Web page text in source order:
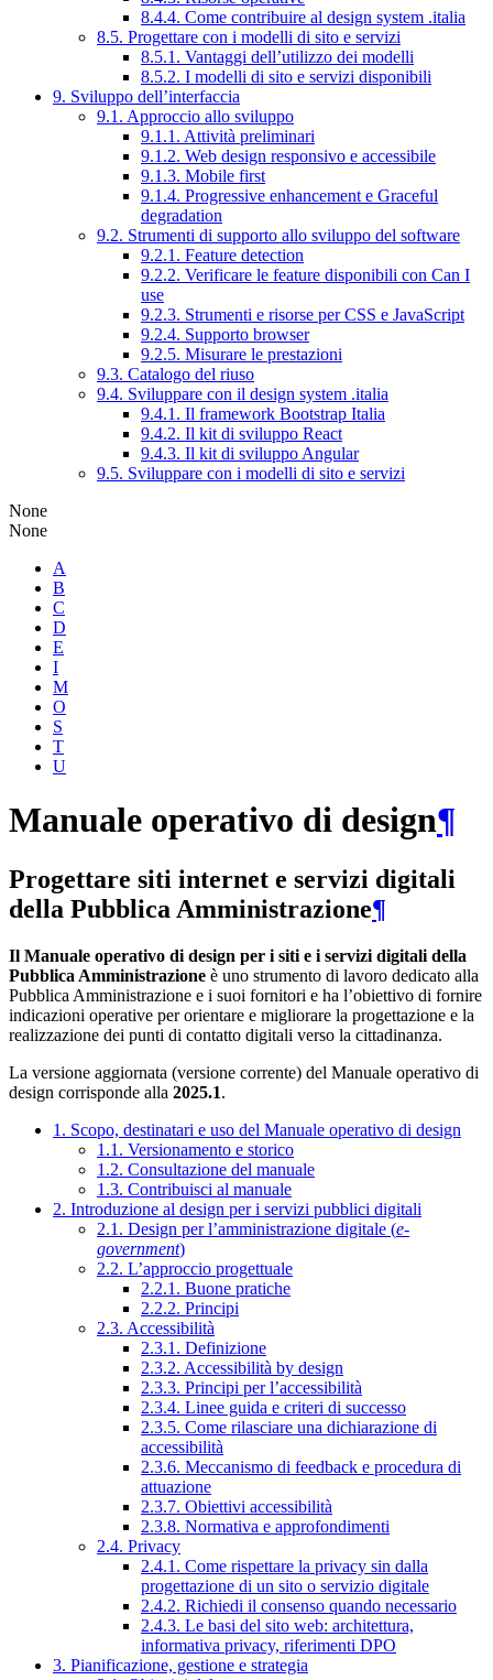
8.4.4. Come contribuire al design system .italia
8.5. Progettare con i modelli di sito e servizi
8.5.1. Vantaggi dell’utilizzo dei modelli
8.5.2. I modelli di sito e servizi disponibili
9. Sviluppo dell’interfaccia
9.1. Approccio allo sviluppo
9.1.1. Attività preliminari
9.1.2. Web design responsivo e accessibile
9.1.3. Mobile first
9.1.4. Progressive enhancement e Graceful
degradation
9.2. Strumenti di supporto allo sviluppo del software
9.2.1. Feature detection
9.2.2. Verificare le feature disponibili con Can I
use
9.2.3. Strumenti e risorse per CSS e JavaScript
9.2.4. Supporto browser
9.2.5. Misurare le prestazioni
9.3. Catalogo del riuso
9.4. Sviluppare con il design system .italia
9.4.1. Il framework Bootstrap Italia
9.4.2. Il kit di sviluppo React
9.4.3. Il kit di sviluppo Angular
9.5. Sviluppare con i modelli di sito e servizi
None
None
A
B
C
D
E
I
M
O
S
T
U
Manuale operativo di design¶
Progettare siti internet e servizi digitali
della Pubblica Amministrazione¶
Il Manuale operativo di design per i siti e i servizi digitali della
Pubblica Amministrazione è uno strumento di lavoro dedicato alla
Pubblica Amministrazione e i suoi fornitori e ha l’obiettivo di fornire
indicazioni operative per orientare e migliorare la progettazione e la
realizzazione dei punti di contatto digitali verso la cittadinanza.
La versione aggiornata (versione corrente) del Manuale operativo di
design corrisponde alla 2025.1.
1. Scopo, destinatari e uso del Manuale operativo di design
1.1. Versionamento e storico
1.2. Consultazione del manuale
1.3. Contribuisci al manuale
2. Introduzione al design per i servizi pubblici digitali
2.1. Design per l’amministrazione digitale (e-
government)
2.2. L’approccio progettuale
2.2.1. Buone pratiche
2.2.2. Principi
2.3. Accessibilità
2.3.1. Definizione
2.3.2. Accessibilità by design
2.3.3. Principi per l’accessibilità
2.3.4. Linee guida e criteri di successo
2.3.5. Come rilasciare una dichiarazione di
accessibilità
2.3.6. Meccanismo di feedback e procedura di
attuazione
2.3.7. Obiettivi accessibilità
2.3.8. Normativa e approfondimenti
2.4. Privacy
2.4.1. Come rispettare la privacy sin dalla
progettazione di un sito o servizio digitale
2.4.2. Richiedi il consenso quando necessario
2.4.3. Le basi del sito web: architettura,
informativa privacy, riferimenti DPO
3. Pianificazione, gestione e strategia